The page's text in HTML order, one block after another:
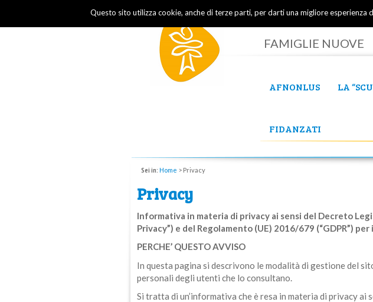
FAMIGLIE NUOVE
AFNONLUS LA
FIDANZATI
Sei in: Home > Privacy
Privacy
Informativa in materia di privacy ai sensi del Decreto
Privacy”) e del Regolamento (UE) 2016/679 (“GDPR”)
PERCHE’ QUESTO AVVISO
In questa pagina si descrivono le modalità di gestione del
personali degli utenti che lo consultano.
Si tratta di un’informativa che è resa in materia di privacy ai
Questo sito utilizza cookie, anche di terze parti, per darti una migliore